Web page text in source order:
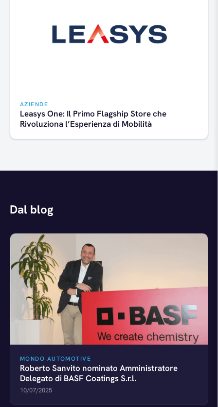
AZIENDE
Leasys One: Il Primo Flagship Store che
Rivoluziona l’Esperienza di Mobilità
Dal blog
MONDO AUTOMOTIVE
Roberto Sanvito nominato Amministratore
Delegato di BASF Coatings S.r.l.
10/07/2025